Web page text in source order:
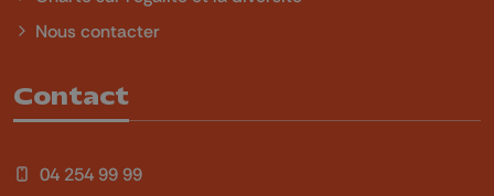
Nous contacter
Contact
04 254 99 99